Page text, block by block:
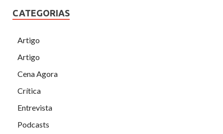
CATEGORIAS
Artigo
Artigo
Cena Agora
Crítica
Entrevista
Podcasts